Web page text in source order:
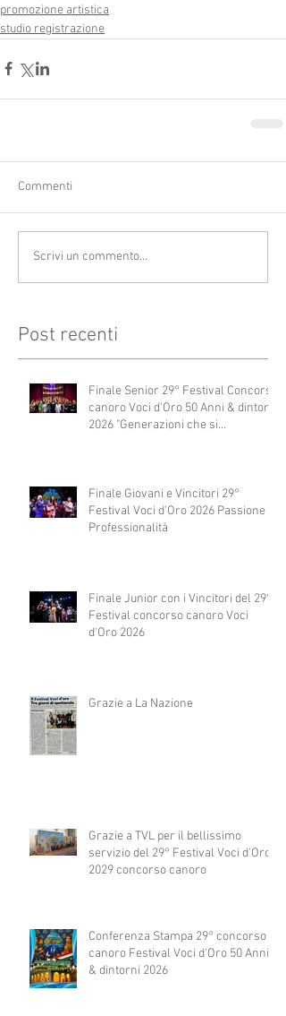
promozione artistica
studio registrazione
Commenti
Scrivi un commento...
Post recenti
Finale Senior 29° Festival Concorso
canoro Voci d'Oro 50 Anni & dintorni
2026 "Generazioni che si
Finale Giovani e Vincitori 29°
Festival Voci d'Oro 2026 Passione e
Professionalità
Finale Junior con i Vincitori del 29°
Festival concorso canoro Voci
d'Oro 2026
Grazie a La Nazione
Grazie a TVL per il bellissimo
servizio del 29° Festival Voci d'Oro
2029 concorso canoro
Conferenza Stampa 29° concorso
canoro Festival Voci d'Oro 50 Anni
& dintorni 2026